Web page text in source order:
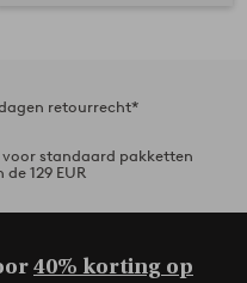
retourrecht*
voor standaard pakketten
de 129 EUR
40% korting op